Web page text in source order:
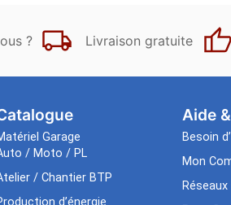
? Livraison gratuite
Garage
/ Moto / PL
/ Chantier BTP
d’énergie
Aide
Besoin
Mon